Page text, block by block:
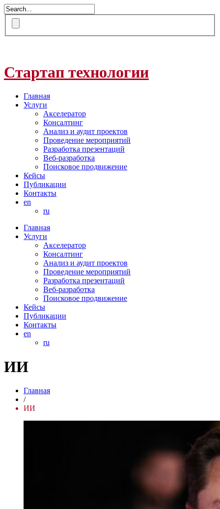
Стартап технологии
Главная
Услуги
Акселератор
Консалтинг
Анализ и аудит проектов
Проведение мероприятий
Разработка презентаций
Веб-разработка
Поисковое продвижение
Кейсы
Публикации
Контакты
en
ru
Главная
Услуги
Акселератор
Консалтинг
Анализ и аудит проектов
Проведение мероприятий
Разработка презентаций
Веб-разработка
Поисковое продвижение
Кейсы
Публикации
Контакты
en
ru
ИИ
Главная
/
ИИ